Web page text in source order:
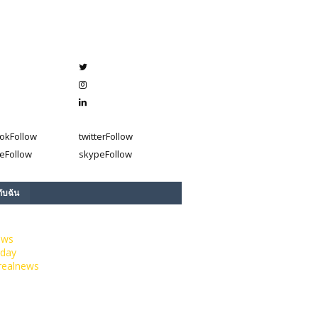
Follow twitterFollow
Follow skypeFollow
บฉัน